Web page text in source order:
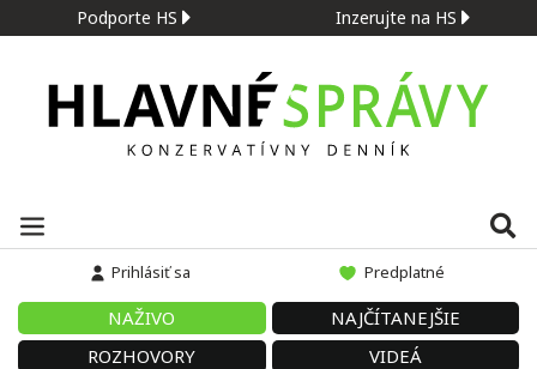
Podporte HS Inzerujte na HS
Prihlásiť sa Predplatné
NAŽIVO
NAJČÍTANEJŠIE
ROZHOVORY
VIDEÁ